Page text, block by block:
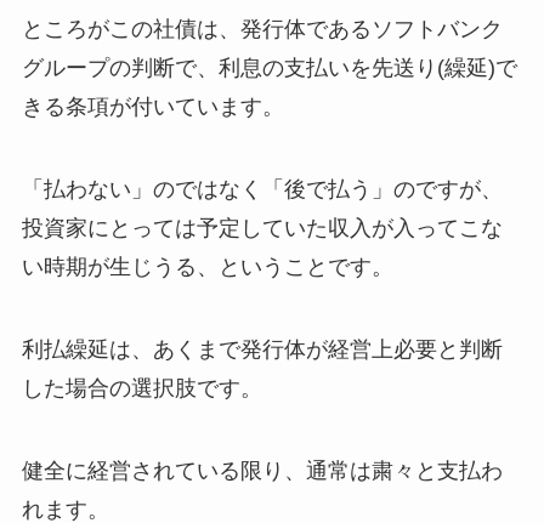
ところがこの社債は、発行体であるソフトバンク
グループの判断で、利息の支払いを先送り(繰延)で
きる条項が付いています。
「払わない」のではなく「後で払う」のですが、
投資家にとっては予定していた収入が入ってこな
い時期が生じうる、ということです。
利払繰延は、あくまで発行体が経営上必要と判断
した場合の選択肢です。
健全に経営されている限り、通常は粛々と支払わ
れます。